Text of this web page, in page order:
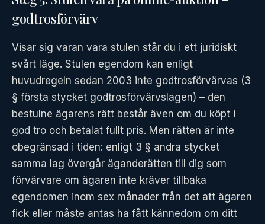
godtrosförvärv
Visar sig varan vara stulen står du i ett juridiskt
svårt läge. Stulen egendom kan enligt
huvudregeln sedan 2003 inte godtrosförvärvas (3
§ första stycket godtrosförvärvslagen) – den
bestulne ägarens rätt består även om du köpt i
god tro och betalat fullt pris. Men rätten är inte
obegränsad i tiden: enligt 3 § andra stycket
samma lag övergår äganderätten till dig som
förvärvare om ägaren inte kräver tillbaka
egendomen inom sex månader från det att ägaren
fick eller måste antas ha fått kännedom om ditt